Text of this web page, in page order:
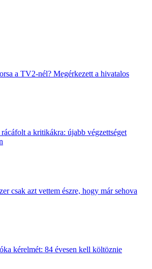
a TV2-nél? Megérkezett a hivatalos
rácáfolt a kritikákra: újabb végzettséget
csak azt vettem észre, hogy már sehova
kérelmét: 84 évesen kell költöznie